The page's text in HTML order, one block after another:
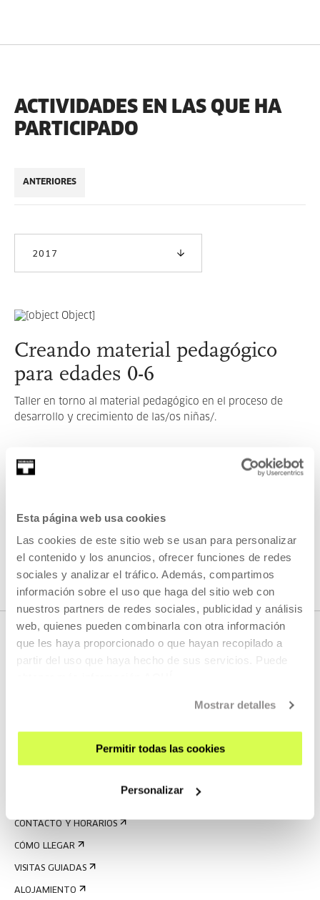
Esta página web usa cookies
Las cookies de este sitio web se usan para personalizar
el contenido y los anuncios, ofrecer funciones de redes
sociales y analizar el tráfico. Además, compartimos
información sobre el uso que haga del sitio web con
nuestros partners de redes sociales, publicidad y análisis
web, quienes pueden combinarla con otra información
que les haya proporcionado o que hayan recopilado a
partir del uso que haya hecho de sus servicios. Puede
Mostrar detalles
Permitir todas las cookies
Personalizar
ACTIVIDADES EN LAS QUE HA
PARTICIPADO
ANTERIORES
2017
Creando material pedagógico
para edades 0-6
Taller en torno al material pedagógico en el proceso de
desarrollo y crecimiento de las/os niñas/.
VER TODOS LOS ARTISTAS Y CREADORES/AS
REGÍSTRATE AL BOLETÍN
AGENDA
CONTACTO Y HORARIOS
CÓMO LLEGAR
VISITAS GUIADAS
ALOJAMIENTO